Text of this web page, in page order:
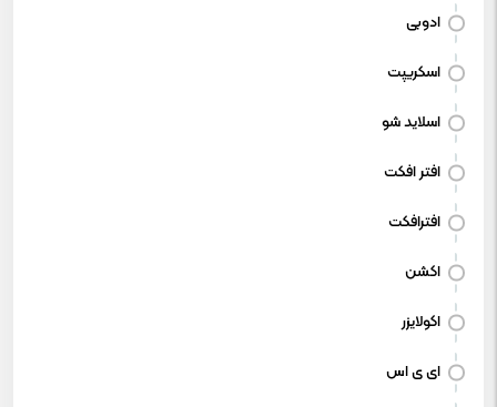
ادوبی
اسکریپت
اسلاید شو
افتر افکت
افترافکت
اکشن
اکولایزر
ای ی اس